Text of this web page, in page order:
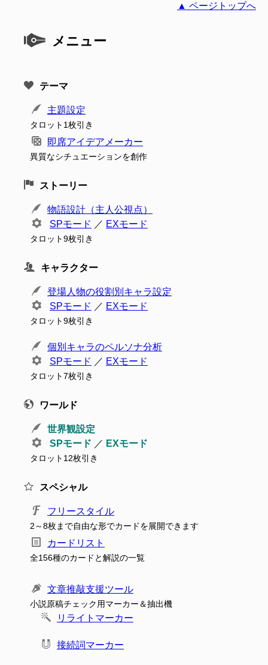
▲ ページトップへ
メニュー
テーマ
主題設定
タロット1枚引き
即席アイデアメーカー
異質なシチュエーションを創作
ストーリー
物語設計（主人公視点）
SPモード ／ EXモード
タロット9枚引き
キャラクター
登場人物の役割別キャラ設定
SPモード ／ EXモード
タロット9枚引き
個別キャラのペルソナ分析
SPモード ／ EXモード
タロット7枚引き
ワールド
世界観設定
SPモード ／ EXモード
タロット12枚引き
スペシャル
フリースタイル
2～8枚まで自由な形でカードを展開できます
カードリスト
全156種のカードと解説の一覧
文章推敲支援ツール
小説原稿チェック用マーカー＆抽出機
リライトマーカー
接続詞マーカー